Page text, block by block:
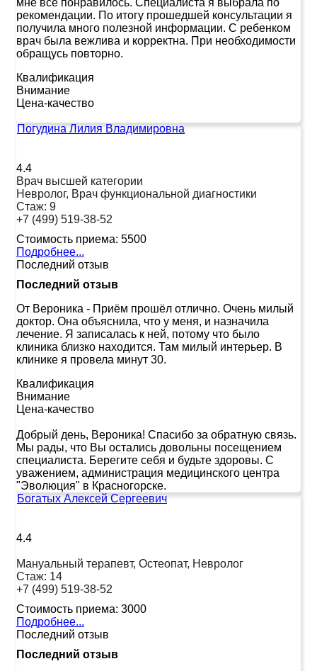
рекомендации. По итогу прошедшей консультации я
получила много полезной информации. С ребенком
врач была вежлива и корректна. При необходимости
обращусь повторно.
Квалификация
Внимание
Цена-качество
Погудина Лилия Владимировна
4.4
Врач высшей категории
Невролог, Врач функциональной диагностики
Стаж: 9
+7 (499) 519-38-52
Стоимость приема: 5500
Подробнее...
Последний отзыв
Последний отзыв
От Вероника - Приём прошёл отлично. Очень милый
доктор. Она объяснила, что у меня, и назначила
лечение. Я записалась к ней, потому что было
клиника близко находится. Там милый интерьер. В
клинике я провела минут 30.
Квалификация
Внимание
Цена-качество
Добрый день, Вероника! Спасибо за обратную связь.
Мы рады, что Вы остались довольны посещением
специалиста. Берегите себя и будьте здоровы. С
уважением, администрация медицинского центра
"Эволюция" в Красногорске.
Богатых Алексей Сергеевич
4.4
Мануальный терапевт, Остеопат, Невролог
Стаж: 14
+7 (499) 519-38-52
Стоимость приема: 3000
Подробнее...
Последний отзыв
Последний отзыв